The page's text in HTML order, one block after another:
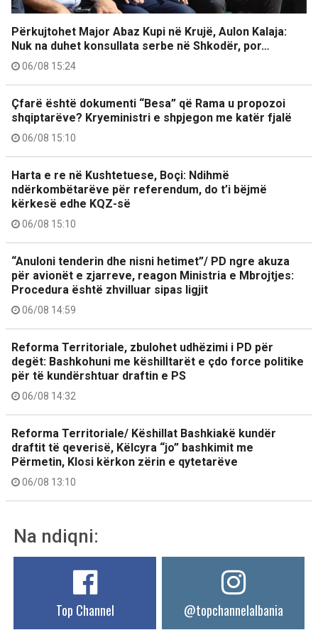
Përkujtohet Major Abaz Kupi në Krujë, Aulon Kalaja:
Nuk na duhet konsullata serbe në Shkodër, por…
06/08 15:24
Çfarë është dokumenti “Besa” që Rama u propozoi
shqiptarëve? Kryeministri e shpjegon me katër fjalë
06/08 15:10
Harta e re në Kushtetuese, Boçi: Ndihmë
ndërkombëtarëve për referendum, do t’i bëjmë
kërkesë edhe KQZ-së
06/08 15:10
“Anuloni tenderin dhe nisni hetimet”/ PD ngre akuza
për avionët e zjarreve, reagon Ministria e Mbrojtjes:
Procedura është zhvilluar sipas ligjit
06/08 14:59
Reforma Territoriale, zbulohet udhëzimi i PD për
degët: Bashkohuni me këshilltarët e çdo force politike
për të kundërshtuar draftin e PS
06/08 14:32
Reforma Territoriale/ Këshillat Bashkiakë kundër
draftit të qeverisë, Këlcyra “jo” bashkimit me
Përmetin, Klosi kërkon zërin e qytetarëve
06/08 13:10
Na ndiqni:
Top Channel @topchannelalbania